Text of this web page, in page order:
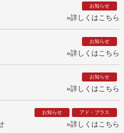
お知らせ
»詳しくはこちら
お知らせ
»詳しくはこちら
お知らせ
»詳しくはこちら
お知らせ アド・プラス
»詳しくはこちら